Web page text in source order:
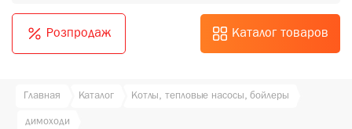
Розпродаж Каталог товаров
Главная Каталог Котлы, тепловые насосы, бойлеры
димоходи